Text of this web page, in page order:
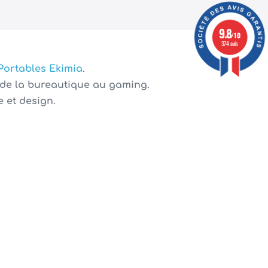
Ekimia.
la bureautique au gaming.
et design.
9.8/10
374 avis